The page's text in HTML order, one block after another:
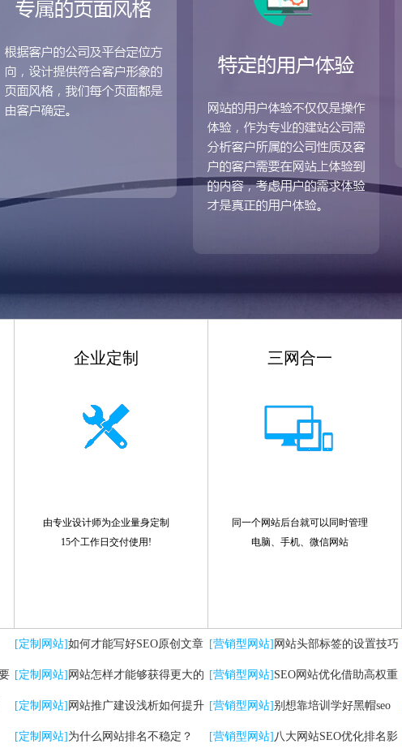
企业定制
由专业设计师为企业量身定制
15个工作日交付使用!
三网合一
同一个网站后台就可以同时管理
电脑、手机、微信网站
[定制网站]如何才能写好SEO原创文章
[定制网站] 网站怎样才能够获得更大的
流量？
[定制网站] 网站推广建设浅析如何提升
用户体验
[定制网站] 为什么网站排名不稳定？
[营销型网站] 网站头部标签的设置技巧
及优化方法
[营销型网站] SEO网站优化借助高权重
自媒体平台实现快速排名
[营销型网站]别想靠培训学好黑帽seo
[营销型网站] 八大网站SEO优化排名影